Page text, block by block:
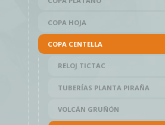
COPA HOJA
COPA CENTELLA
RELOJ TICTAC
TUBERÍAS PLANTA PIRAÑA
VOLCÁN GRUÑÓN